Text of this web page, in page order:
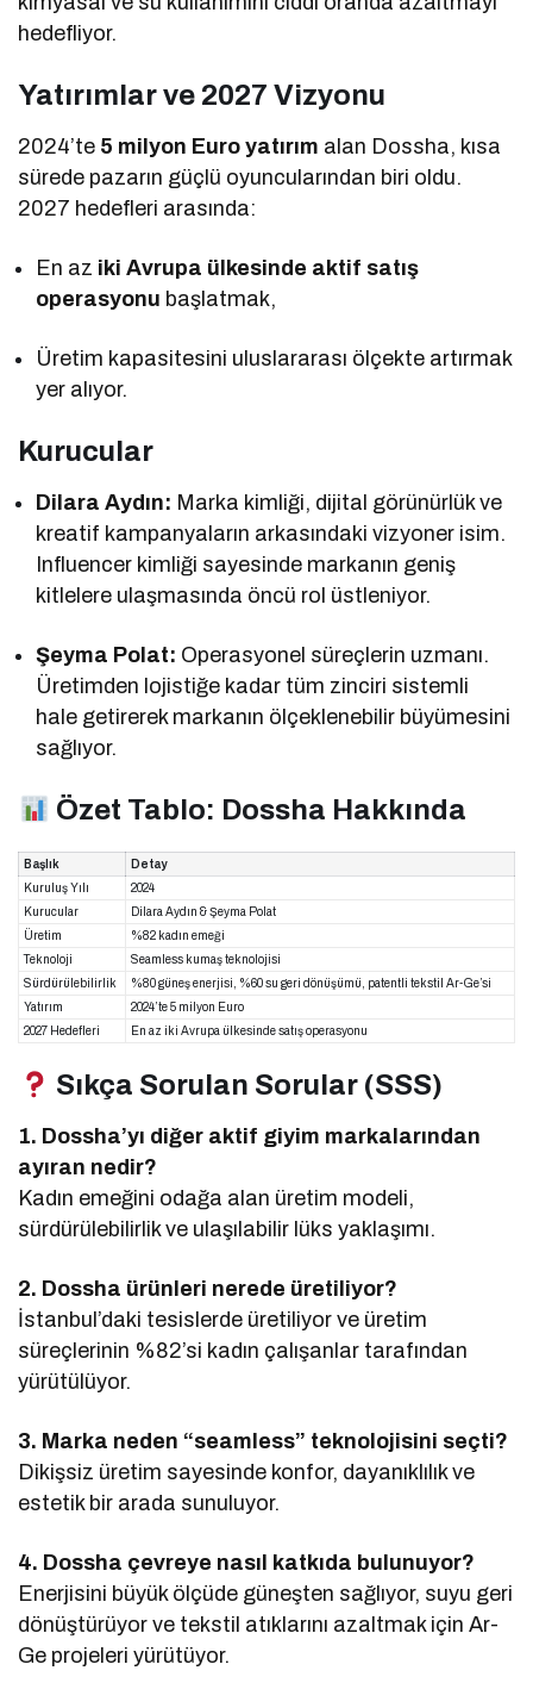
hedefliyor.
Yatırımlar ve 2027 Vizyonu
2024’te 5 milyon Euro yatırım alan Dossha, kısa
sürede pazarın güçlü oyuncularından biri oldu.
2027 hedefleri arasında:
En az iki Avrupa ülkesinde aktif satış
operasyonu başlatmak,
Üretim kapasitesini uluslararası ölçekte artırmak
yer alıyor.
Kurucular
Dilara Aydın: Marka kimliği, dijital görünürlük ve
kreatif kampanyaların arkasındaki vizyoner isim.
Influencer kimliği sayesinde markanın geniş
kitlelere ulaşmasında öncü rol üstleniyor.
Şeyma Polat: Operasyonel süreçlerin uzmanı.
Üretimden lojistiğe kadar tüm zinciri sistemli
hale getirerek markanın ölçeklenebilir büyümesini
sağlıyor.
Özet Tablo: Dossha Hakkında
Başlık
Detay
Kuruluş Yılı
2024
Kurucular
Dilara Aydın & Şeyma Polat
Üretim
%82 kadın emeği
Teknoloji
Seamless kumaş teknolojisi
Sürdürülebilirlik
%80 güneş enerjisi, %60 su geri dönüşümü, patentli tekstil Ar-Ge’si
Yatırım
2024’te 5 milyon Euro
2027 Hedefleri
En az iki Avrupa ülkesinde satış operasyonu
Sıkça Sorulan Sorular (SSS)
1. Dossha’yı diğer aktif giyim markalarından
ayıran nedir?
Kadın emeğini odağa alan üretim modeli,
sürdürülebilirlik ve ulaşılabilir lüks yaklaşımı.
2. Dossha ürünleri nerede üretiliyor?
İstanbul’daki tesislerde üretiliyor ve üretim
süreçlerinin %82’si kadın çalışanlar tarafından
yürütülüyor.
3. Marka neden “seamless” teknolojisini seçti?
Dikişsiz üretim sayesinde konfor, dayanıklılık ve
estetik bir arada sunuluyor.
4. Dossha çevreye nasıl katkıda bulunuyor?
Enerjisini büyük ölçüde güneşten sağlıyor, suyu geri
dönüştürüyor ve tekstil atıklarını azaltmak için Ar-
Ge projeleri yürütüyor.